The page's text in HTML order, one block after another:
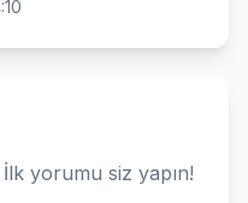
yorumu siz yapın!